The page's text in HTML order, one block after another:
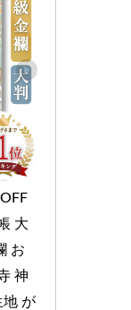
大
お
神
地 が